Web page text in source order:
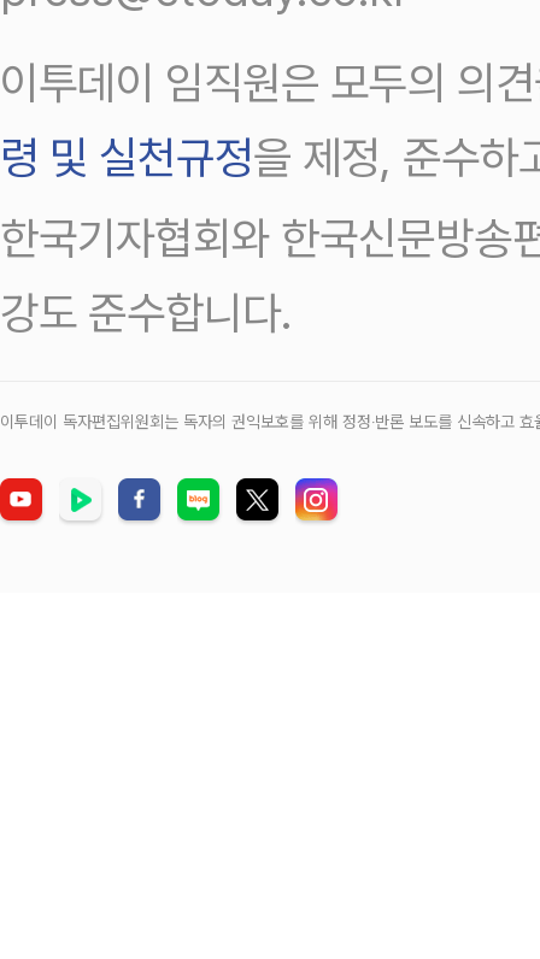
이투데이 임직원은 모두의 의
령 및 실천규정을 제정, 준수하
한국기자협회와 한국신문방송
강도 준수합니다.
이투데이 독자편집위원회는 독자의 권익보호를 위해 정정‧반론 보도를 신속하고